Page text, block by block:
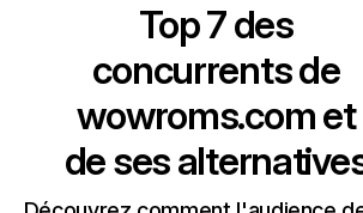
Top 7 des
concurrents de
wowroms.com et
de ses